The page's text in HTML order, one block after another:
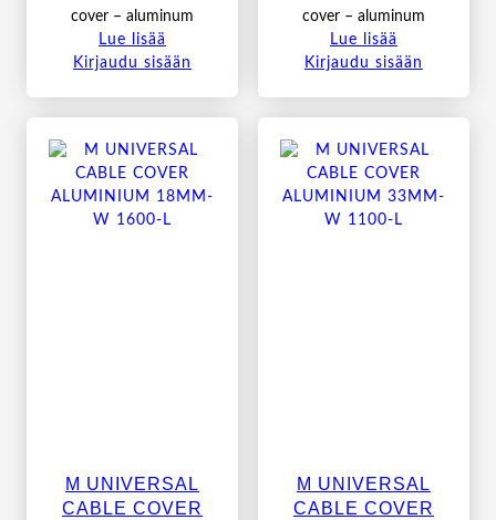
cover – aluminum
Lue lisää
Kirjaudu sisään
cover – aluminum
Lue lisää
Kirjaudu sisään
M UNIVERSAL
CABLE COVER
M UNIVERSAL
CABLE COVER